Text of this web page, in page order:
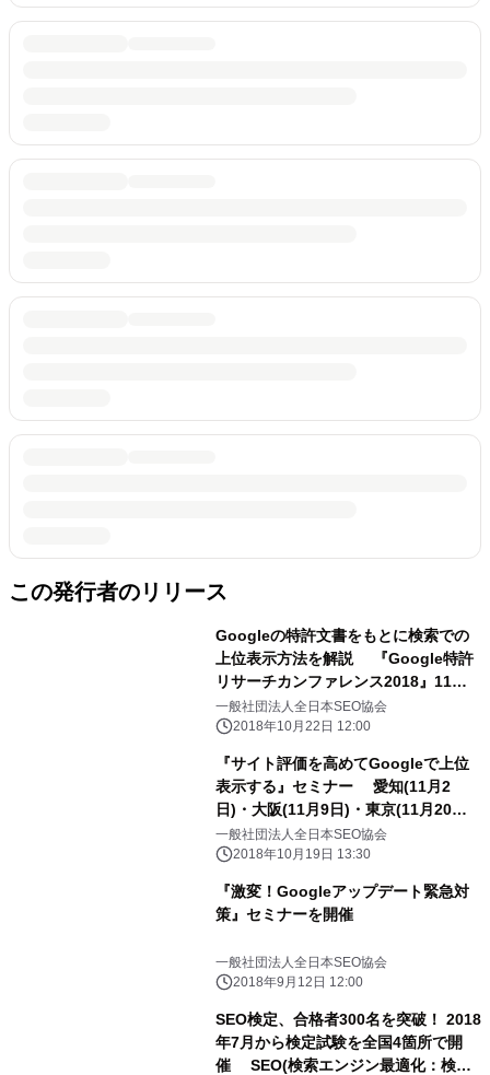
この発行者のリリース
Googleの特許文書をもとに検索での
上位表示方法を解説 『Google特許
リサーチカンファレンス2018』11月
20日開催
一般社団法人全日本SEO協会
2018年10月22日 12:00
『サイト評価を高めてGoogleで上位
表示する』セミナー 愛知(11月2
日)・大阪(11月9日)・東京(11月20日)
で開催
一般社団法人全日本SEO協会
2018年10月19日 13:30
『激変！Googleアップデート緊急対
策』セミナーを開催
一般社団法人全日本SEO協会
2018年9月12日 12:00
SEO検定、合格者300名を突破！ 2018
年7月から検定試験を全国4箇所で開
催 SEO(検索エンジン最適化：検索